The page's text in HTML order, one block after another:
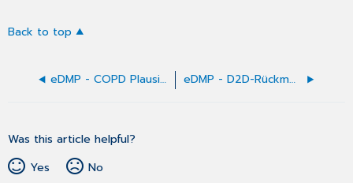
Back to top
eDMP - COPD Plausibilitätsrichtlinien eDMP - D2D-Rückmeldungen
Was this article helpful?
Yes
No